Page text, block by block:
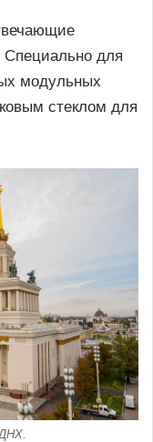
для
модульных
стеклом для